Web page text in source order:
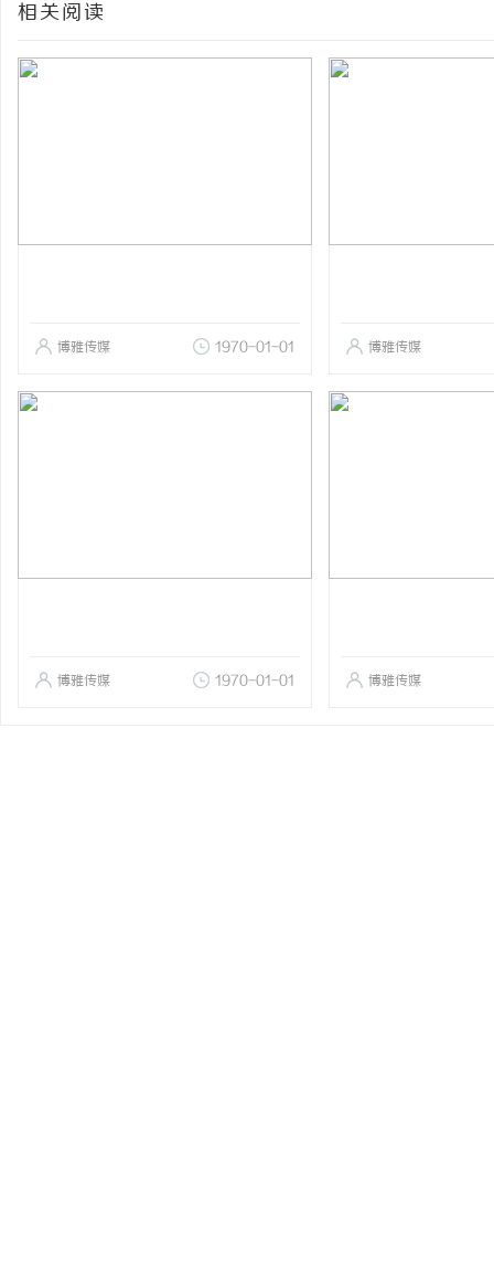
相关阅读
博雅传媒 1970-01-01 博雅传媒
博雅传媒 1970-01-01 博雅传媒